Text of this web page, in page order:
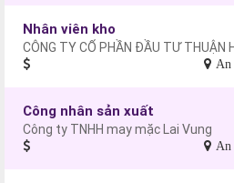
Nhân viên kho
CÔNG TY CỔ PHẦN ĐẦU TƯ THUẬN
An
Công nhân sản xuất
Công ty TNHH may mặc Lai Vung
An